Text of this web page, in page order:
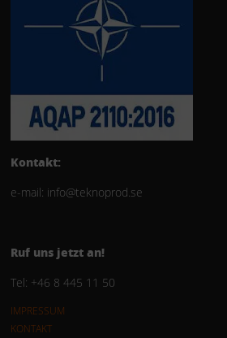
Kontakt:
e-mail: info@teknoprod.se
Ruf uns jetzt an!
Tel: +46 8 445 11 50
IMPRESSUM
KONTAKT